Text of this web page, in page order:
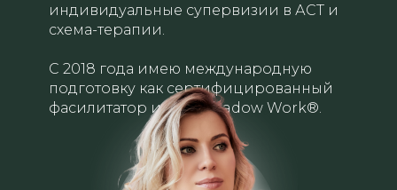
индивидуальные супервизии в АСТ и
схема-терапии.
С 2018 года имею международную
подготовку как сертифицированный
фасилитатор и коуч Shadow Work®️.